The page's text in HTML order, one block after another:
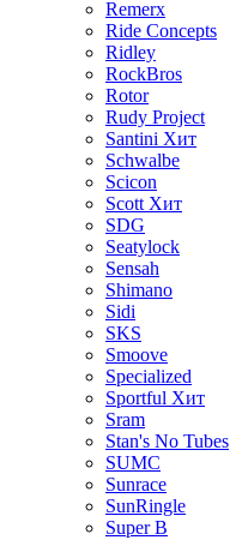
Remerx
Ride Concepts
Ridley
RockBros
Rotor
Rudy Project
Santini Хит
Schwalbe
Scicon
Scott Хит
SDG
Seatylock
Sensah
Shimano
Sidi
SKS
Smoove
Specialized
Sportful Хит
Sram
Stan's No Tubes
SUMC
Sunrace
SunRingle
Super B